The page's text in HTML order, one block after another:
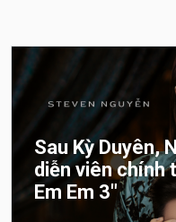
Sau Kỳ Duyên,
diễn viên chính
Em Em 3″